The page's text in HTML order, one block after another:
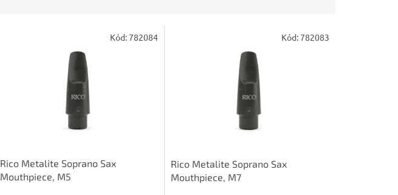
Rico Metalite Soprano Sax
Mouthpiece, M5
Kód:782084
Rico Metalite Soprano Sax
Mouthpiece, M7
Kód:782083